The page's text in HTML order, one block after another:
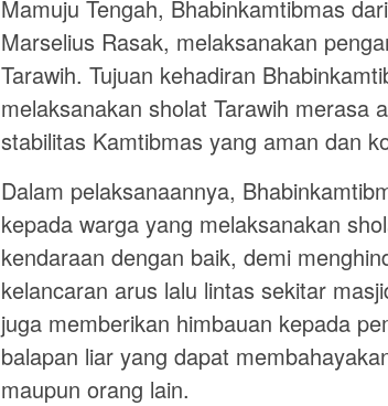
Mamuju Tengah, Bhabinkamtibmas
Marselius Rasak, melaksanakan
Tarawih. Tujuan kehadiran
melaksanakan sholat Tarawih merasa
stabilitas Kamtibmas yang aman dan
Dalam pelaksanaannya,
kepada warga yang melaksanakan
kendaraan dengan baik, demi
kelancaran arus lalu lintas sekitar
juga memberikan himbauan kepada
balapan liar yang dapat
maupun orang lain.